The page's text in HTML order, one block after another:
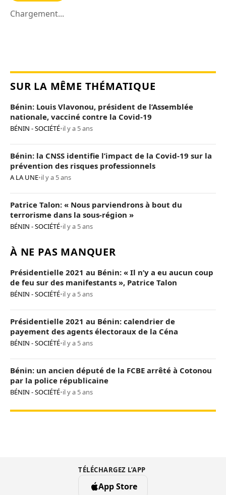
Chargement...
SUR LA MÊME THÉMATIQUE
Bénin: Louis Vlavonou, président de l’Assemblée
nationale, vacciné contre la Covid-19
BÉNIN - SOCIÉTÉ•il y a 5 ans
Bénin: la CNSS identifie l’impact de la Covid-19 sur la
prévention des risques professionnels
A LA UNE•il y a 5 ans
Patrice Talon: « Nous parviendrons à bout du
terrorisme dans la sous-région »
BÉNIN - SOCIÉTÉ•il y a 5 ans
À NE PAS MANQUER
Présidentielle 2021 au Bénin: « Il n’y a eu aucun coup
de feu sur des manifestants », Patrice Talon
BÉNIN - SOCIÉTÉ•il y a 5 ans
Présidentielle 2021 au Bénin: calendrier de
payement des agents électoraux de la Céna
BÉNIN - SOCIÉTÉ•il y a 5 ans
Bénin: un ancien député de la FCBE arrêté à Cotonou
par la police républicaine
BÉNIN - SOCIÉTÉ•il y a 5 ans
TÉLÉCHARGEZ L’APP
App Store